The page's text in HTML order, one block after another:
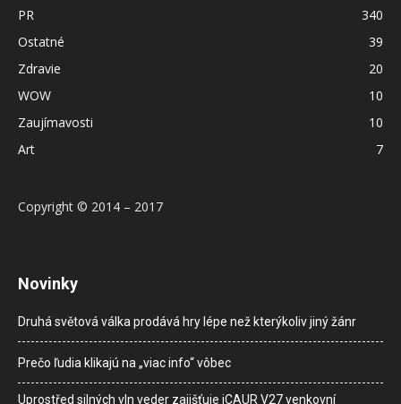
PR
340
Ostatné
39
Zdravie
20
WOW
10
Zaujímavosti
10
Art
7
Copyright © 2014 – 2017
Novinky
Druhá světová válka prodává hry lépe než kterýkoliv jiný žánr
Prečo ľudia klikajú na „viac info“ vôbec
Uprostřed silných vln veder zajišťuje iCAUR V27 venkovní